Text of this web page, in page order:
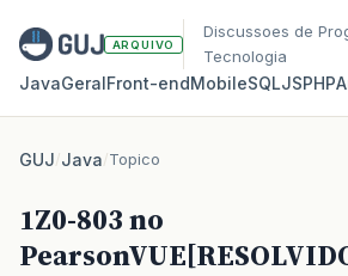
ARQUIVO
Discussoes de
Tecnologia
JavaGeralFront‑endMobileSQLJSPHP
GUJ/Java/Topico
1Z0-803 no